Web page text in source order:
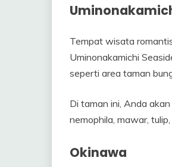
Tempat wisata
Uminonakamichi
seperti area taman
Di taman ini, Anda
nemophila, mawar,
Okinawa